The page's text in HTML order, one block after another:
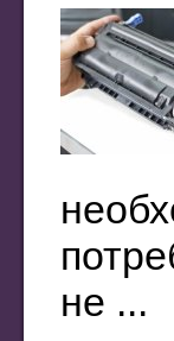
не ...